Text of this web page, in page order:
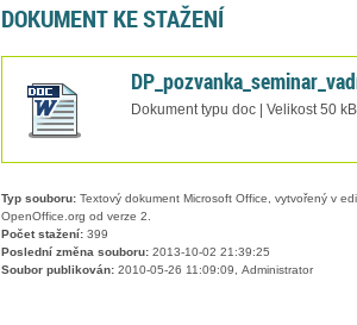
DOKUMENT KE STAŽENÍ
Dokument typu doc | Velikost 50 kB
Typ souboru:Textový dokument Microsoft Office, vytvořený v
OpenOffice.org od verze 2.
Počet stažení:399
Poslední změna souboru:2013-10-02 21:39:25
Soubor publikován:2010-05-26 11:09:09, Administrator